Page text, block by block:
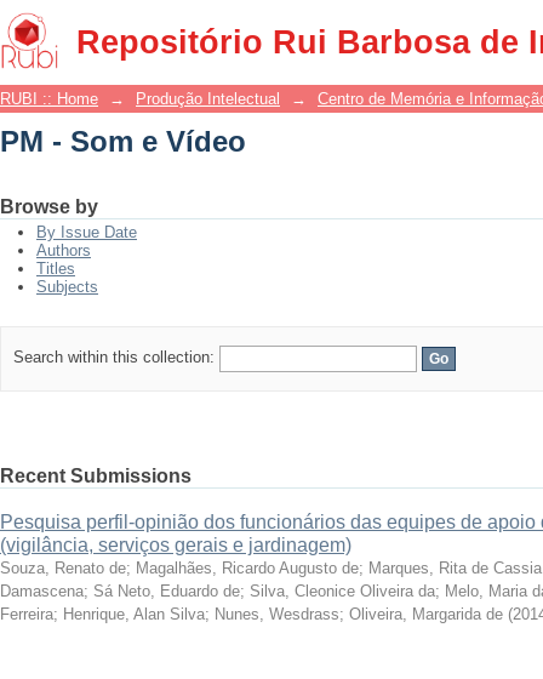
Repositório Rui Barbosa de
PM - Som e Vídeo
RUBI :: Home → Produção Intelectual → Centro de Memória e
PM - Som e Vídeo
Browse by
By Issue Date
Authors
Titles
Subjects
Search within this collection:
Recent Submissions
Pesquisa perfil-opinião dos funcionários das equipes de
(vigilância, serviços gerais e jardinagem)
Souza, Renato de; Magalhães, Ricardo Augusto de; Marques, Rita de
Damascena; Sá Neto, Eduardo de; Silva, Cleonice Oliveira da; Melo, Maria
Ferreira; Henrique, Alan Silva; Nunes, Wesdrass; Oliveira, Margarida de (